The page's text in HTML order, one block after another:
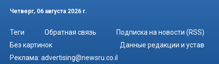
Четверг, 06 августа 2026 г.
Теги Обратная связь
Подписка на новости (RSS)
Без картинок
Данные редакции и устав
Реклама: advertising@newsru.co.il